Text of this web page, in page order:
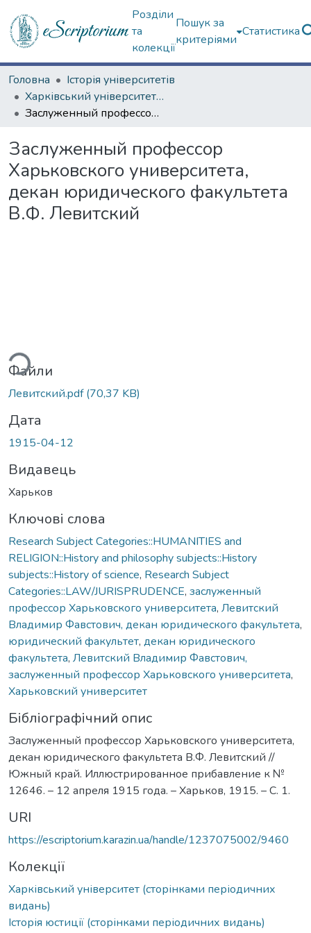
Розділи
та
колекції
Пошук за
критеріями
Статистика
Головна
Історія університетів
Харківський університет (сторінками періодичних видань)
Заслуженный профессор Харьковского университета, декан юридического факультета В.Ф. Левитский
Заслуженный профессор
Харьковского университета,
декан юридического факультета
В.Ф. Левитский
Файли
Левитский.pdf(70,37 KB)
Дата
1915-04-12
Видавець
Харьков
Ключові слова
Research Subject Categories::HUMANITIES and
RELIGION::History and philosophy subjects::History
subjects::History of science, Research Subject
Categories::LAW/JURISPRUDENCE, заслуженный
профессор Харьковского университета, Левитский
Владимир Фавстович, декан юридического факультета,
юридический факультет, декан юридического
факультета, Левитский Владимир Фавстович,
заслуженный профессор Харьковского университета,
Харьковский университет
Бібліографічний опис
Заслуженный профессор Харьковского университета,
декан юридического факультета В.Ф. Левитский //
Южный край. Иллюстрированное прибавление к №
12646. – 12 апреля 1915 года. – Харьков, 1915. – С. 1.
URI
https://escriptorium.karazin.ua/handle/1237075002/9460
Колекції
Харківський університет (сторінками періодичних
видань)
Історія юстиції (сторінками періодичних видань)